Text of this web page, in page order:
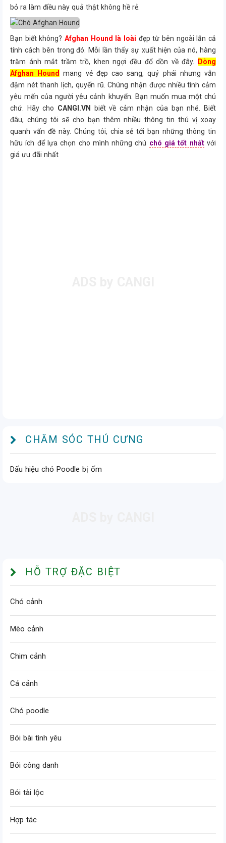
bỏ ra làm điều này quả thật không hề rẻ.
Bạn biết không? Afghan Hound là loài đẹp từ bên ngoài lẫn cả
tính cách bên trong đó. Mỗi lần thấy sự xuất hiện của nó, hàng
trăm ánh mắt trầm trồ, khen ngợi đều đổ dồn về đây.
Dòng
Afghan Hound
mang vẻ đẹp cao sang, quý phái nhưng vẫn
đậm nét thanh lịch, quyến rũ. Chúng nhận được nhiều tình cảm
yêu mến của người yêu cảnh khuyển. Bạn muốn mua một chú
chứ. Hãy cho CANGI.VN
biết về cảm nhận của bạn nhé. Biết
đâu, chúng tôi sẽ cho bạn thêm nhiều thông tin thú vị xoay
quanh vấn đề này. Chúng tôi, chia sẻ tới bạn những thông tin
hữu ích để lựa chọn cho mình những chú chó giá tốt nhấtvới
giá ưu đãi nhất
CHĂM SÓC THÚ CƯNG
Dấu hiệu chó Poodle bị ốm
HỖ TRỢ ĐẶC BIỆT
Chó cảnh
Mèo cảnh
Chim cảnh
Cá cảnh
Chó poodle
Bói bài tình yêu
Bói công danh
Bói tài lộc
Hợp tác